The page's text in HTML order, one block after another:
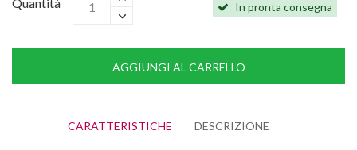
In pronta consegna
AGGIUNGI AL CARRELLO
CARATTERISTICHE DESCRIZIONE